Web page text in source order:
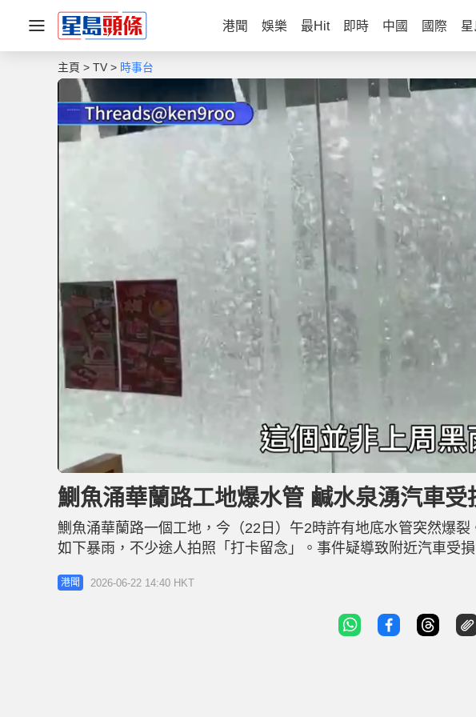
港聞 娛樂 最Hit 即時 中國 國際
主頁 TV 時事台
n
u
t
e
o
d
e
d
3
.
鰂魚涌華蘭路工地爆水管 鹹水泉湧汽車受
鰂魚涌華蘭路一個工地，今（22日）午2時許有地底水管突然爆
如下暴雨，不少途人拍照「打卡留念」。事件疑導致附近汽車受
趕至跟進，關上水掣後現場已即時停止湧水。 太古坊一帶緊急
認涉事水管為一條直徑200毫米的鹹水供水管，用作供應沖廁水
港聞 2026-06-22 14:40 HKT